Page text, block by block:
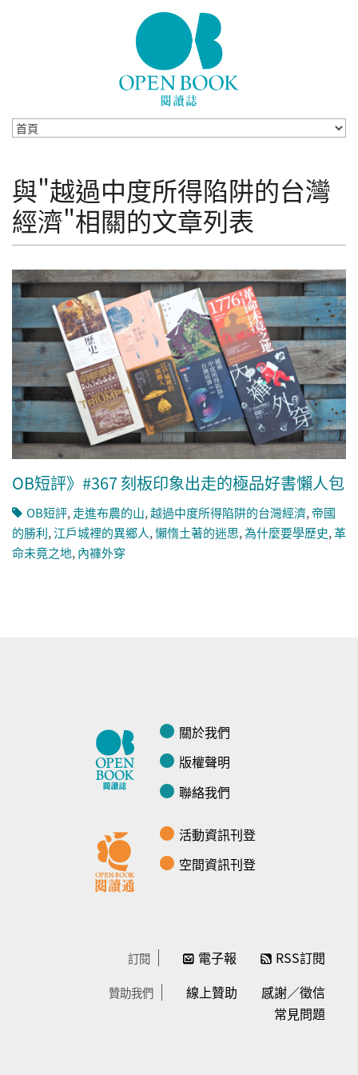
與"越過中度所得陷阱的台灣
經濟"相關的文章列表
OB短評》#367 刻板印象出走的極品好書懶人包
OB短評,走進布農的山,越過中度所得陷阱的台灣經濟,帝國
的勝利,江戶城裡的異鄉人,懶惰土著的迷思,為什麼要學歷史,革
命未竟之地,內褲外穿
關於我們
版權聲明
聯絡我們
活動資訊刊登
空間資訊刊登
訂閱 電子報 RSS訂閱
贊助我們 線上贊助
感謝／徵信
常見問題